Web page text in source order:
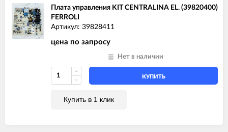
Плата управления KIT CENTRALINA EL. (39820400)
FERROLI
Артикул: 39828411
цена по запросу
Нет в наличии
КУПИТЬ
Купить в 1 клик